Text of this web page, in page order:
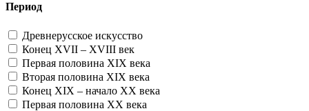
Период
Древнерусское искусство
Конец XVII – XVIII век
Первая половина XIX века
Вторая половина XIX века
Конец XIX – начало XX века
Первая половина XX века